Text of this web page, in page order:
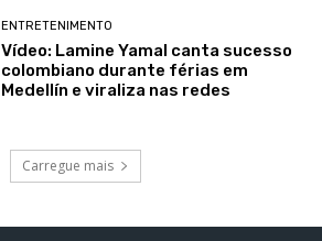
ENTRETENIMENTO
Vídeo: Lamine Yamal canta sucesso
colombiano durante férias em
Medellín e viraliza nas redes
Carregue mais